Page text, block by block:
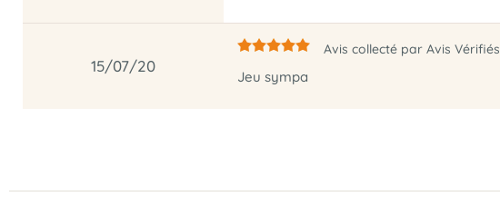
15/07/20
Avis collecté par Avis Vérifiés
Jeu sympa